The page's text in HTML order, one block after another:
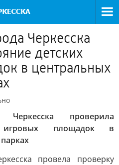
Черкесска
детских
в центральных
Черкесска проверила
игровых площадок в
провела проверку